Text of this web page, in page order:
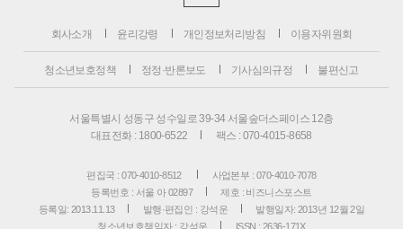
회사소개 윤리강령 개인정보처리방침 이용자위원회
청소년보호정책 정정·반론보도 기사심의규정 불편신고
서울특별시 성동구 성수일로 39-34 서울숲더스페이스 12층
대표전화 : 1800-6522
팩스 : 070-4015-8658
편집국 : 070-4010-8512
사업본부 : 070-4010-7078
등록번호 : 서울 아 02897
제호 : 비즈니스포스트
등록일: 2013.11.13
발행·편집인 : 강석운
발행일자: 2013년 12월 2일
청소년보호책임자 : 강석운
ISSN : 2636-171X